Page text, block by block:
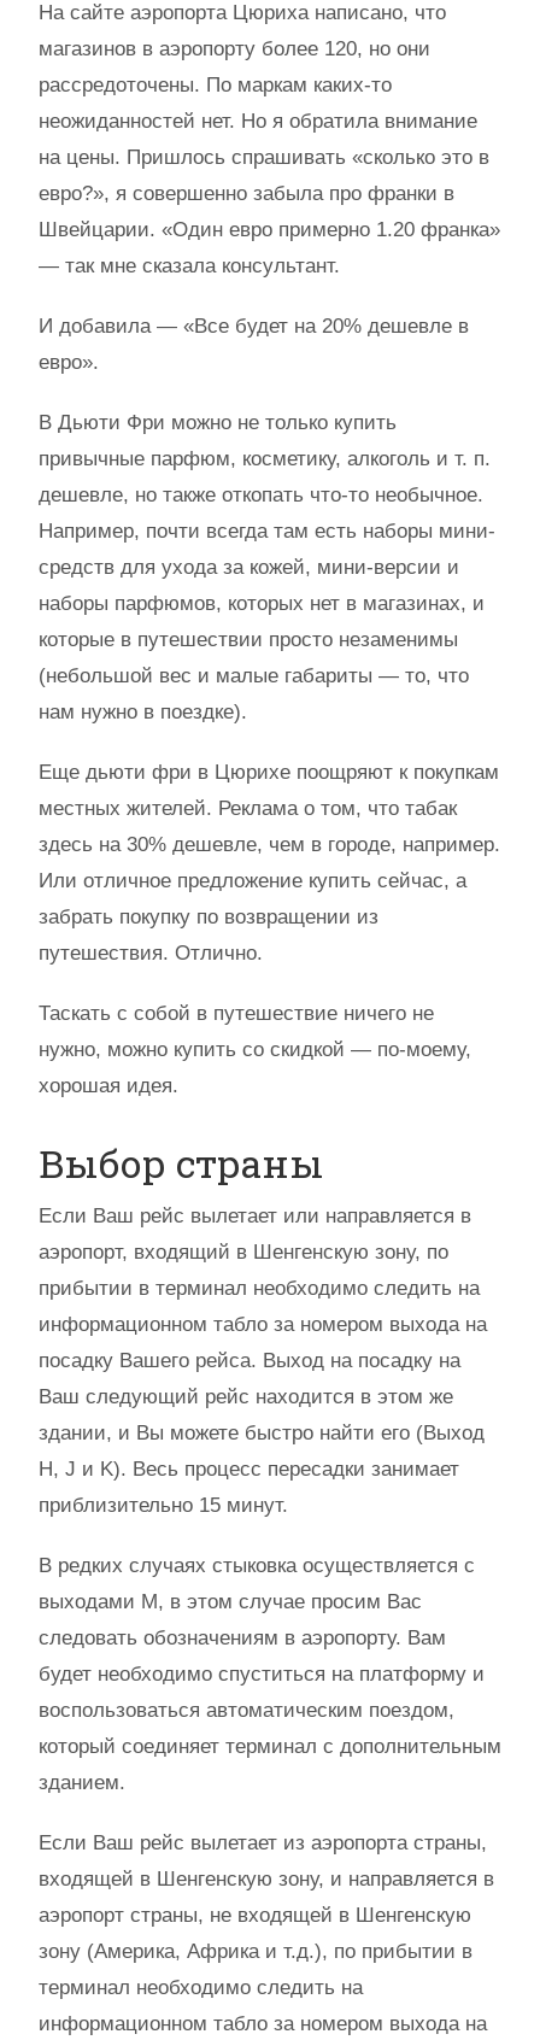
На сайте аэропорта Цюриха написано, что
магазинов в аэропорту более 120, но они
рассредоточены. По маркам каких-то
неожиданностей нет. Но я обратила внимание
на цены. Пришлось спрашивать «сколько это в
евро?», я совершенно забыла про франки в
Швейцарии. «Один евро примерно 1.20 франка»
— так мне сказала консультант.
И добавила — «Все будет на 20% дешевле в
евро».
В Дьюти Фри можно не только купить
привычные парфюм, косметику, алкоголь и т. п.
дешевле, но также откопать что-то необычное.
Например, почти всегда там есть наборы мини-
средств для ухода за кожей, мини-версии и
наборы парфюмов, которых нет в магазинах, и
которые в путешествии просто незаменимы
(небольшой вес и малые габариты — то, что
нам нужно в поездке).
Еще дьюти фри в Цюрихе поощряют к покупкам
местных жителей. Реклама о том, что табак
здесь на 30% дешевле, чем в городе, например.
Или отличное предложение купить сейчас, а
забрать покупку по возвращении из
путешествия. Отлично.
Таскать с собой в путешествие ничего не
нужно, можно купить со скидкой — по-моему,
хорошая идея.
Выбор страны
Если Ваш рейс вылетает или направляется в
аэропорт, входящий в Шенгенскую зону, по
прибытии в терминал необходимо следить на
информационном табло за номером выхода на
посадку Вашего рейса. Выход на посадку на
Ваш следующий рейс находится в этом же
здании, и Вы можете быстро найти его (Выход
H, J и K). Весь процесс пересадки занимает
приблизительно 15 минут.
В редких случаях стыковка осуществляется с
выходами М, в этом случае просим Вас
следовать обозначениям в аэропорту. Вам
будет необходимо спуститься на платформу и
воспользоваться автоматическим поездом,
который соединяет терминал с дополнительным
зданием.
Если Ваш рейс вылетает из аэропорта страны,
входящей в Шенгенскую зону, и направляется в
аэропорт страны, не входящей в Шенгенскую
зону (Америка, Африка и т.д.), по прибытии в
терминал необходимо следить на
информационном табло за номером выхода на